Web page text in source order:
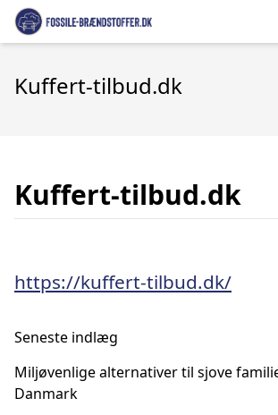
Kuffert-tilbud.dk
Kuffert-tilbud.dk
https://kuffert-tilbud.dk/
Seneste indlæg
Miljøvenlige alternativer til sjove
Danmark